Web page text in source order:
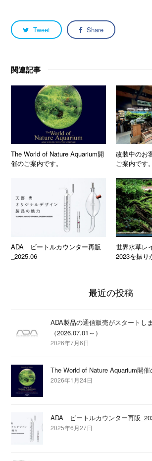
Tweet Share
関連記事
The World of Nature Aquarium開
催のご案内です。
改装中のお
ご案内です。
ADA ビートルカウンター再販
_2025.06
世界水草レ
2023を振り
最近の投稿
ADA製品の通信販売がスタートしま
（2026.07.01～）
2026年7月6日
The World of Nature Aquarium開催
2026年1月24日
ADA ビートルカウンター再販
2025年6月27日